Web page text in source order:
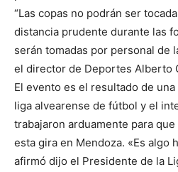
“Las copas no podrán ser
distancia prudente durante las
serán tomadas por personal de
el director de Deportes Alberto
El evento es el resultado de
liga alvearense de fútbol y el
trabajaron arduamente para
esta gira en Mendoza. «Es algo
afirmó dijo el Presidente de la